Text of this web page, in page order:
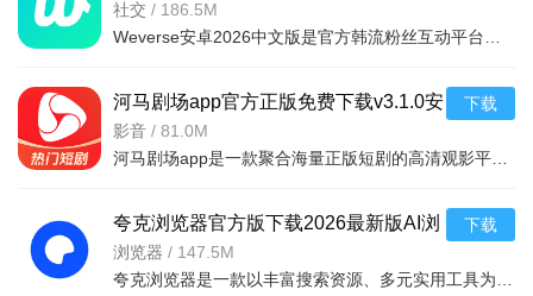
收藏等内容。
方安卓版
社交 / 186.5M
河马剧场app官方正版免费下载v3.1.0安
卓版
影音 / 81.0M
下载
夸克浏览器官方版下载2026最新版AI浏
览器v10.7.5.1050安卓版
浏览器 / 147.5M
下载